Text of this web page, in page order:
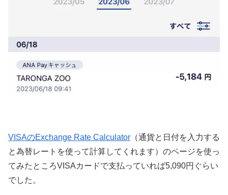
VISAのExchange Rate Calculator （通貨と日付を入力する
と為替レートを使って計算してくれます）のページを使っ
てみたところVISAカードで支払っていれば5,090円ぐらい
でした。